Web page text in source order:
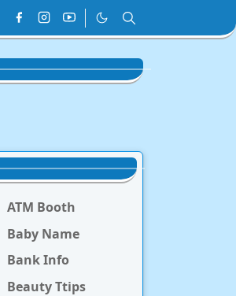
ATM Booth
Baby Name
Bank Info
Beauty Ttips